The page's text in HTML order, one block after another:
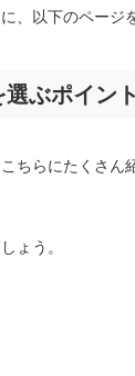
、以下のページ
ぶポイント
ちらにたくさん
ょう。